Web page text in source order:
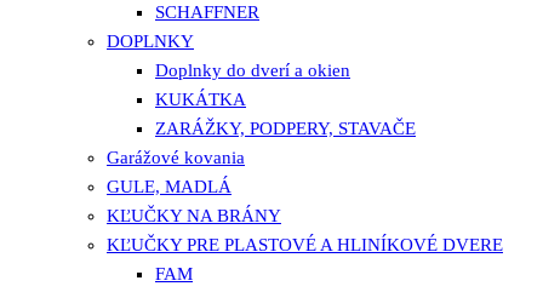
SCHAFFNER
DOPLNKY
Doplnky do dverí a okien
KUKÁTKA
ZARÁŽKY, PODPERY, STAVAČE
Garážové kovania
GULE, MADLÁ
KĽUČKY NA BRÁNY
KĽUČKY PRE PLASTOVÉ A HLINÍKOVÉ DVERE
FAM